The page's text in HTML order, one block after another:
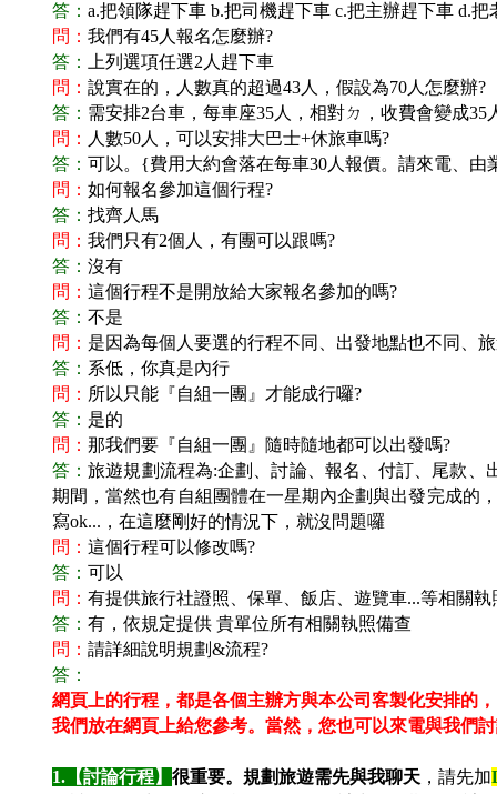
答： a.把領隊趕下車 b.把司機趕下車 c.把主辦趕下車 d.
問： 我們有45人報名怎麼辦?
答：
上列選項任選2人趕下車
問： 說實在的，人數真的超過43人，假設為70人怎麼辦?
答： 需安排2台車，每車座35人，相對ㄉ，收費會變成
問： 人數50人，可以安排大巴士+休旅車嗎?
答： 可以。{費用大約會落在每車30人報價。請來電、由
問： 如何報名參加這個行程?
答： 找齊人馬
問： 我們只有2個人，有團可以跟嗎?
答： 沒有
問： 這個行程不是開放給大家報名參加的嗎?
答： 不是
問： 是因為每個人要選的行程不同、出發地點也不同、
答： 系低，你真是內行
問： 所以只能『自組一團』才能成行囉?
答： 是的
問： 那我們要『自組一團』隨時隨地都可以出發嗎?
答：旅遊規劃流程為:企劃、討論、報名、付訂、尾款
期間，當然也有自組團體在一星期內企劃與出發完成的
寫ok...，在這麼剛好的情況下，就沒問題囉
問： 這個行程可以修改嗎?
答： 可以
問： 有提供旅行社證照、保單、飯店、遊覽車...等相關
答： 有，依規定提供 貴單位所有相關執照備查
問： 請詳細說明規劃&流程?
答：
網頁上的行程，都是各個主辦方與本公司客製化安排的，
我們放在網頁上給您參考。 當然，您也可以來電與我們
1. 【討論行程】 很重要。規劃旅遊需先與我聊天 ，請先加